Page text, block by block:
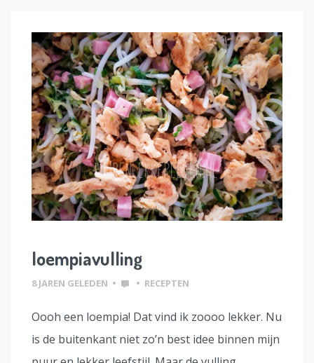
loempiavulling
8 JAREN GELEDEN • • RECEPTEN
Oooh een loempia! Dat vind ik zoooo lekker. Nu
is de buitenkant niet zo’n best idee binnen mijn